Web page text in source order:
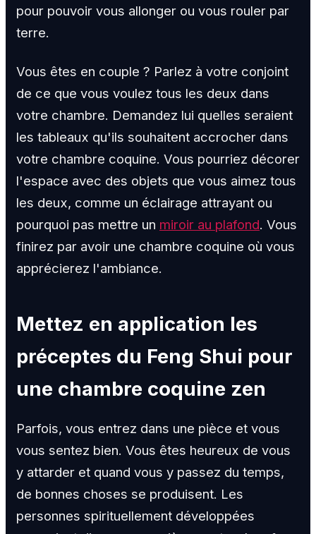
pour pouvoir vous allonger ou vous rouler par
terre.
Vous êtes en couple ? Parlez à votre conjoint
de ce que vous voulez tous les deux dans
votre chambre. Demandez lui quelles seraient
les tableaux qu'ils souhaitent accrocher dans
votre chambre coquine. Vous pourriez décorer
l'espace avec des objets que vous aimez tous
les deux, comme un éclairage attrayant ou
pourquoi pas mettre un miroir au plafond. Vous
finirez par avoir une chambre coquine où vous
apprécierez l'ambiance.
Mettez en application les
préceptes du Feng Shui pour
une chambre coquine zen
Parfois, vous entrez dans une pièce et vous
vous sentez bien. Vous êtes heureux de vous
y attarder et quand vous y passez du temps,
de bonnes choses se produisent. Les
personnes spirituellement développées